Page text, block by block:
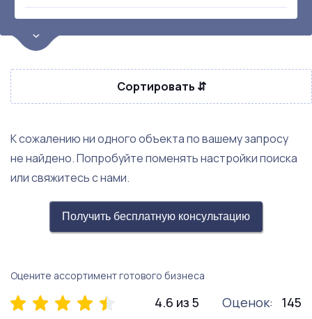
Цена
от:
до:
Прибыль
Сортировать ⇵
К сожалению ни одного объекта по вашему запросу
не найдено. Попробуйте поменять настройки поиска
или свяжитесь с нами.
Получить бесплатную консультацию
Оцените ассортимент готового бизнеса
4.6 из 5 Оценок: 145